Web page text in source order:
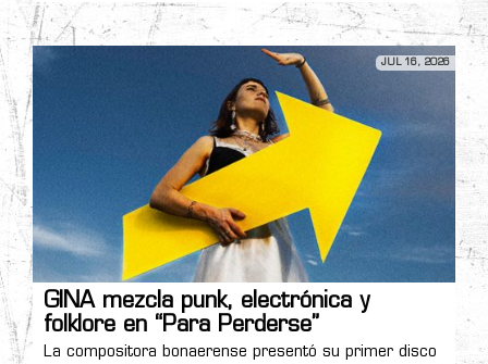
JUL 16, 2026
GINA mezcla punk, electrónica y
folklore en “Para Perderse”
La compositora bonaerense presentó su primer disco